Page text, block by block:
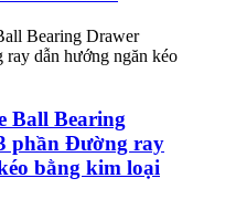
Ball Bearing
phần Đường ray
bằng kim loại